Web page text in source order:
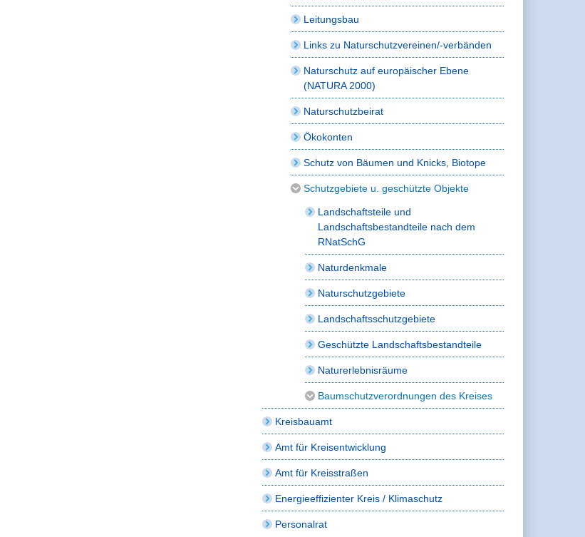
Leitungsbau
Links zu Naturschutzvereinen/-verbänden
Naturschutz auf europäischer Ebene
(NATURA 2000)
Naturschutzbeirat
Ökokonten
Schutz von Bäumen und Knicks, Biotope
Schutzgebiete u. geschützte Objekte
Landschaftsteile und
Landschaftsbestandteile nach dem
RNatSchG
Naturdenkmale
Naturschutzgebiete
Landschaftsschutzgebiete
Geschützte Landschaftsbestandteile
Naturerlebnisräume
Baumschutzverordnungen des Kreises
Kreisbauamt
Amt für Kreisentwicklung
Amt für Kreisstraßen
Energieeffizienter Kreis / Klimaschutz
Personalrat